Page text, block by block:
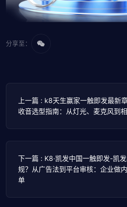
分享至：
上一篇 : k8天生赢家一触即发最新
收音选型指南：从灯光、麦克风到
下一篇 : K8·凯发中国一触即发-凯
规？从广告法到平台审核：企业做
单